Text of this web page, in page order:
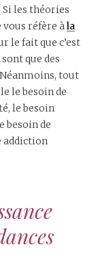
les théories
vous réfère àla
le fait que c’est
que des
tout
le besoin de
le besoin
besoin de
addiction